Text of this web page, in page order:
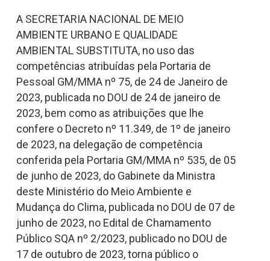
A SECRETARIA NACIONAL DE MEIO
AMBIENTE URBANO E QUALIDADE
AMBIENTAL SUBSTITUTA, no uso das
competências atribuídas pela Portaria de
Pessoal GM/MMA nº 75, de 24 de Janeiro de
2023, publicada no DOU de 24 de janeiro de
2023, bem como as atribuições que lhe
confere o Decreto nº 11.349, de 1º de janeiro
de 2023, na delegação de competência
conferida pela Portaria GM/MMA nº 535, de 05
de junho de 2023, do Gabinete da Ministra
deste Ministério do Meio Ambiente e
Mudança do Clima, publicada no DOU de 07 de
junho de 2023, no Edital de Chamamento
Público SQA nº 2/2023, publicado no DOU de
17 de outubro de 2023, torna público o